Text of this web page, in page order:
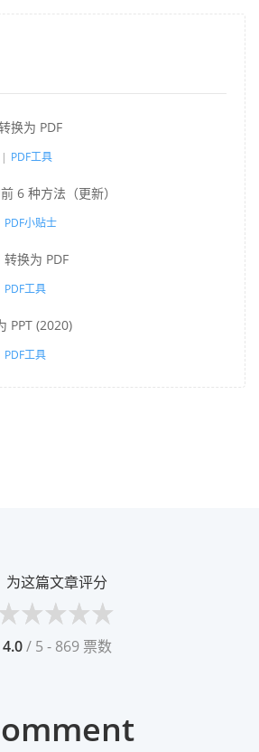
换为 PDF
PDF工具
6 种方法（更新）
PDF小贴士
换为 PDF
PDF工具
PPT (2020)
PDF工具
为这篇文章评分
4.0/ 5 - 869 票数